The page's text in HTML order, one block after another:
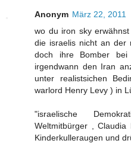
Anonym März 22, 2011
wo du iron sky
die israelis nicht an der
doch ihre Bomber
irgendwann den Iran
unter realistsichen
warlord Henry Levy ) in
"israelische
Weltmitbürger ,
Kinderkulleraugen und